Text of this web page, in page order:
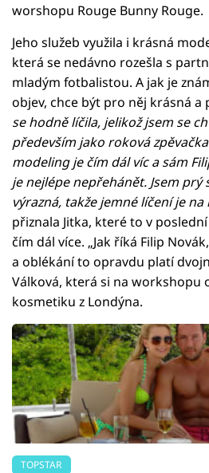
worshopu Rouge Bunny Rouge.
Jeho služeb využila i krásná
která se nedávno rozešla s
mladým fotbalistou. A jak je
objev, chce být pro něj krásná a
se hodně líčila, jelikož jsem se
především jako roková
modeling je čím dál víc a sám
je nejlépe nepřehánět. Jsem prý
výrazná, takže jemné líčení je
přiznala Jitka, které to v
čím dál více. „Jak říká Filip
a oblékání to opravdu platí
Válková, která si na workshopu
kosmetiku z Londýna.
TOPSTAR